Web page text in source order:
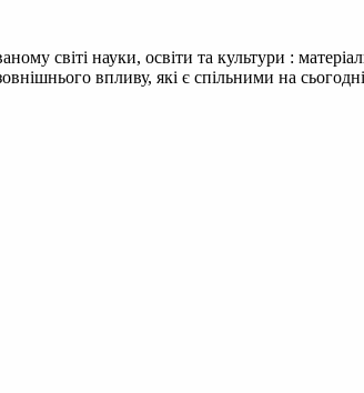
світі науки, освіти та культури :
впливу, які є спільними на